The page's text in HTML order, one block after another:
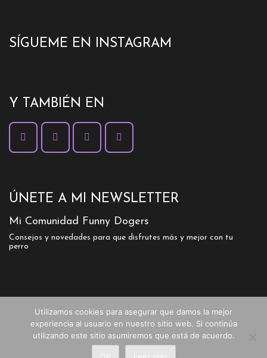
SÍGUEME EN INSTAGRAM
Y TAMBIÉN EN
ÚNETE A MI NEWSLETTER
Mi Comunidad Funny Dogers
Consejos y novedades para que disfrutes más y mejor con tu
perro
© 2026-27 FUNNY DOGS TRAINING - Maria
Utilizamos cookies para asegurar que damos la mejor
experiencia al usuario en nuestro sitio web. Si continúa
utilizando este sitio asumiremos que está de acuerdo.